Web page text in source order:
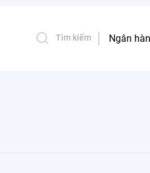
Tìm kiếm Ngân